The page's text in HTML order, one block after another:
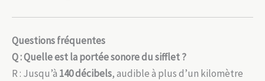
Questions fréquentes
Q : Quelle est la portée sonore du sifflet ?
R : Jusqu’à 140 décibels, audible à plus d’un kilomètre